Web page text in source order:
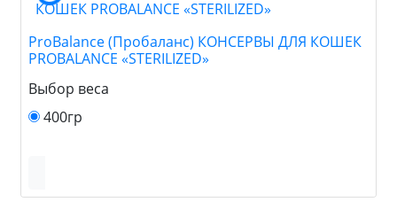
ProBalance (Пробаланс) КОНСЕРВЫ ДЛЯ КОШЕК
PROBALANCE «STERILIZED»
Выбор веса
400гр